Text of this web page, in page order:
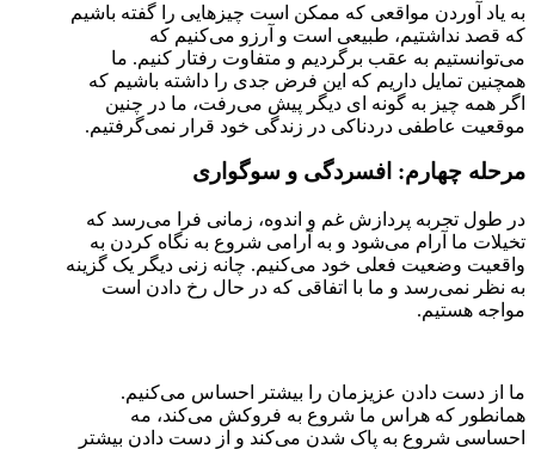
به یاد آوردن مواقعی که ممکن است چیزهایی را گفته باشیم
که قصد نداشتیم، طبیعی است و آرزو می‌کنیم که
می‌توانستیم به عقب برگردیم و متفاوت رفتار کنیم. ما
همچنین تمایل داریم که این فرض جدی را داشته باشیم که
اگر همه چیز به گونه ای دیگر پیش می‌رفت، ما در چنین
موقعیت عاطفی دردناکی در زندگی خود قرار نمی‌گرفتیم.
مرحله چهارم: افسردگی و سوگواری
در طول تجربه پردازش غم و اندوه، زمانی فرا می‌رسد که
تخیلات ما آرام می‌شود و به آرامی شروع به نگاه کردن به
واقعیت وضعیت فعلی خود می‌کنیم. چانه زنی دیگر یک گزینه
به نظر نمی‌رسد و ما با اتفاقی که در حال رخ دادن است
مواجه هستیم.
ما از دست دادن عزیزمان را بیشتر احساس می‌کنیم.
همانطور که هراس ما شروع به فروکش می‌کند، مه
احساسی شروع به پاک شدن می‌کند و از دست دادن بیشتر